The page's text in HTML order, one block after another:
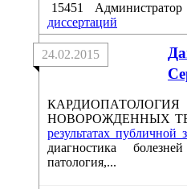
15451 Администратор
диссертаций
24.02.2015
НОВОРОЖДЕННЫХ
результатах публичной
диагностика
патология,...